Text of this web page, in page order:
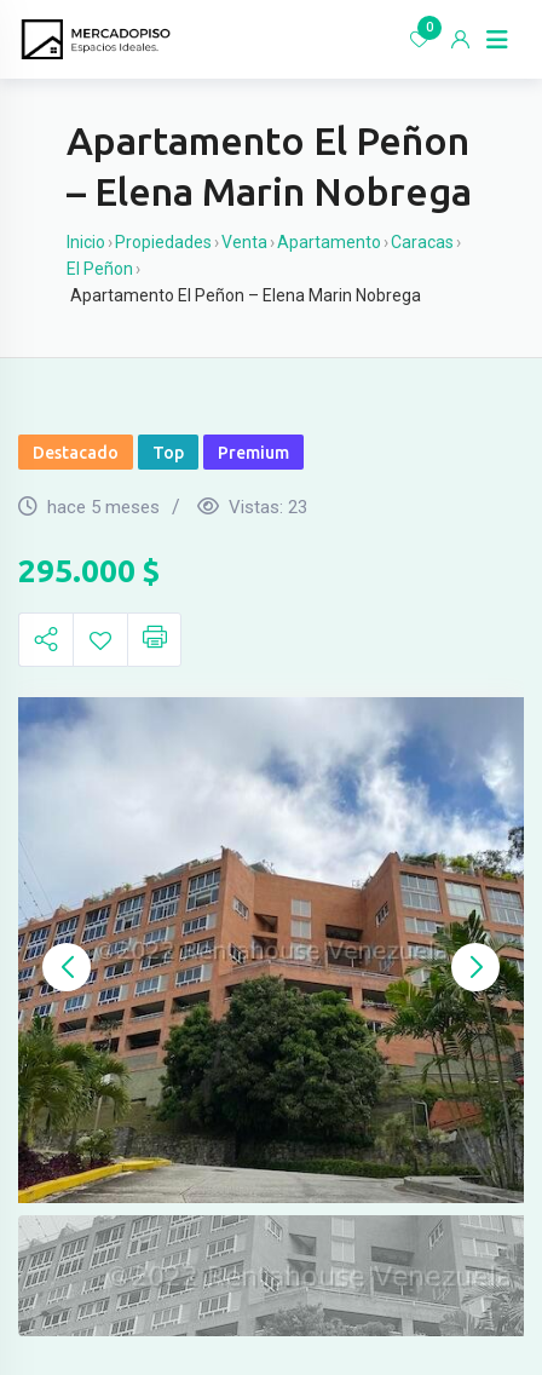
0
Apartamento El Peñon
– Elena Marin Nobrega
Inicio › Propiedades ›Venta ›Apartamento ›Caracas ›
El Peñon ›
Apartamento El Peñon – Elena Marin Nobrega
Destacado Top Premium
hace 5 meses Vistas: 23
295.000 $